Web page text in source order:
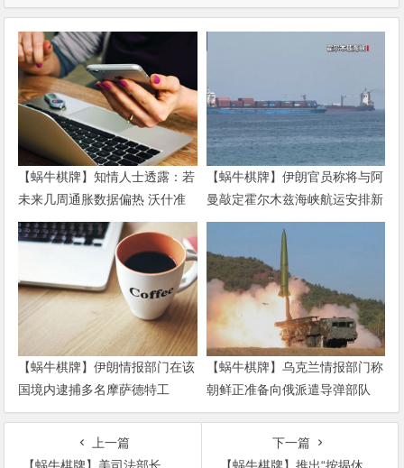
【蜗牛棋牌】知情人士透露：若
未来几周通胀数据偏热 沃什准
备好加息
【蜗牛棋牌】伊朗官员称将与阿
曼敲定霍尔木兹海峡航运安排新
协议
【蜗牛棋牌】伊朗情报部门在该
国境内逮捕多名摩萨德特工
【蜗牛棋牌】乌克兰情报部门称
朝鲜正准备向俄派遣导弹部队
上一篇
下一篇